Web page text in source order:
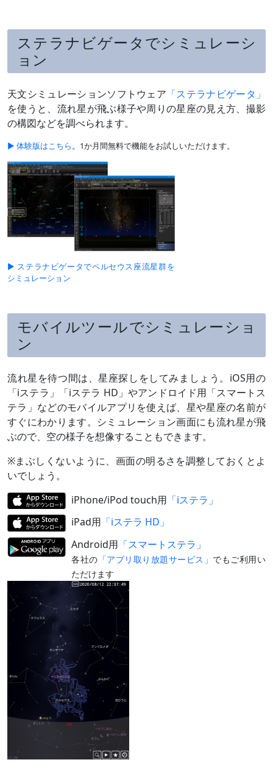
ステラナビゲータでシミュレーシ
ョン
天文シミュレーションソフトウェア 「ステラナビゲータ」
を使うと、流れ星が飛ぶ様子や周りの星座の見え方、撮影
の構図などを調べられます。
▶ 体験版はこちら。1か月間無料で機能をお試しいただけます。
▶ ステラナビゲータでペルセウス座流星群を
シミュレーション
モバイルツールでシミュレーショ
ン
流れ星を待つ間は、星座探しをしてみましょう。iOS用の
「iステラ」「iステラ HD」やアンドロイド用「スマートス
テラ」などのモバイルアプリを使えば、星や星座の名前が
すぐにわかります。シミュレーション画面にも流れ星が飛
ぶので、空の様子を想像することもできます。
※まぶしくないように、画面の明るさを調整しておくとよ
いでしょう。
iPhone/iPod touch用 「iステラ」
iPad用 「iステラ HD」
Android用 「スマートステラ」
各社の 「アプリ取り放題サービス」 でもご利用い
ただけます